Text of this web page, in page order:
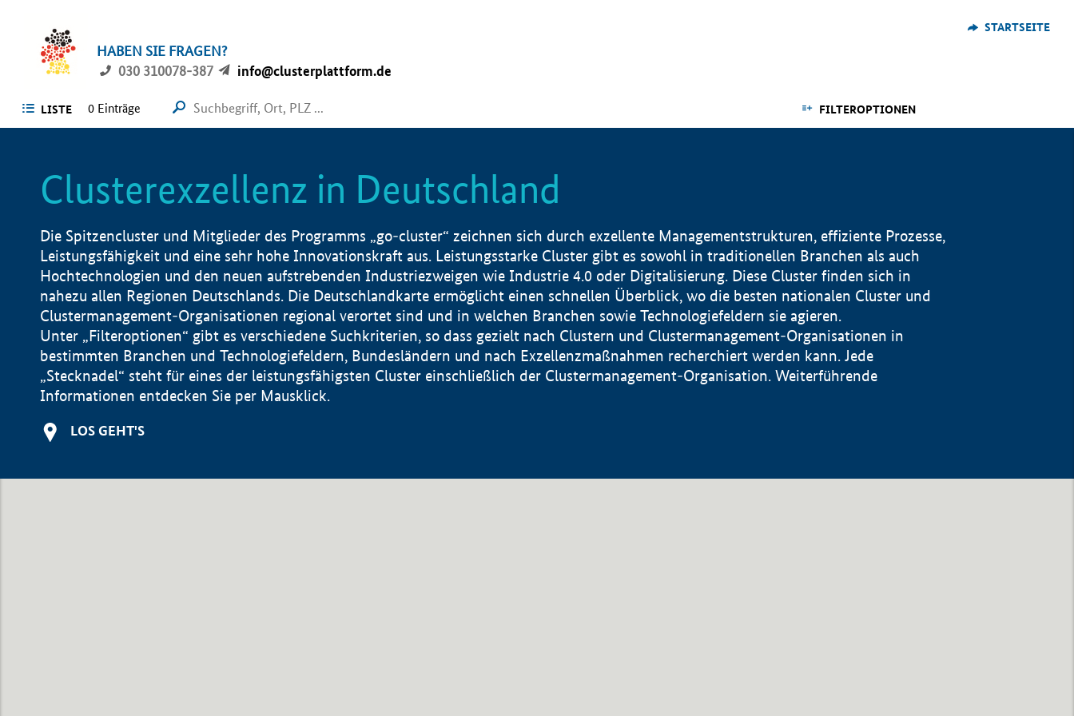
HABEN SIE FRAGEN?
030 310078-387
info@clusterplattform.de
STARTSEITE
LISTE FILTEROPTIONEN
0 Einträge
Clusterexzellenz in Deutschland
Die Spitzencluster und Mitglieder des Programms „go-cluster“ zeichnen sich durch exzellente Managementstrukturen, effiziente Prozesse,
Leistungsfähigkeit und eine sehr hohe Innovationskraft aus. Leistungsstarke Cluster gibt es sowohl in traditionellen Branchen als auch
Hochtechnologien und den neuen aufstrebenden Industriezweigen wie Industrie 4.0 oder Digitalisierung. Diese Cluster finden sich in
nahezu allen Regionen Deutschlands. Die Deutschlandkarte ermöglicht einen schnellen Überblick, wo die besten nationalen Cluster und
Clustermanagement-Organisationen regional verortet sind und in welchen Branchen sowie Technologiefeldern sie agieren.
Unter „Filteroptionen“ gibt es verschiedene Suchkriterien, so dass gezielt nach Clustern und Clustermanagement-Organisationen in
bestimmten Branchen und Technologiefeldern, Bundesländern und nach Exzellenzmaßnahmen recherchiert werden kann. Jede
„Stecknadel“ steht für eines der leistungsfähigsten Cluster einschließlich der Clustermanagement-Organisation. Weiterführende
Informationen entdecken Sie per Mausklick.
LOS GEHT'S